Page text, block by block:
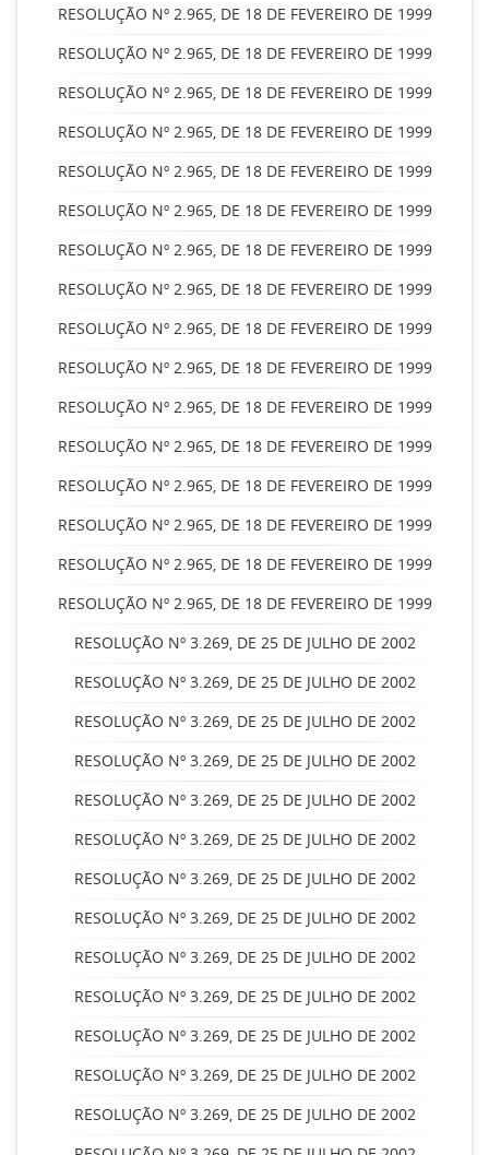
RESOLUÇÃO Nº 2.965, DE 18 DE FEVEREIRO DE 1999
RESOLUÇÃO Nº 2.965, DE 18 DE FEVEREIRO DE 1999
RESOLUÇÃO Nº 2.965, DE 18 DE FEVEREIRO DE 1999
RESOLUÇÃO Nº 2.965, DE 18 DE FEVEREIRO DE 1999
RESOLUÇÃO Nº 2.965, DE 18 DE FEVEREIRO DE 1999
RESOLUÇÃO Nº 2.965, DE 18 DE FEVEREIRO DE 1999
RESOLUÇÃO Nº 2.965, DE 18 DE FEVEREIRO DE 1999
RESOLUÇÃO Nº 2.965, DE 18 DE FEVEREIRO DE 1999
RESOLUÇÃO Nº 2.965, DE 18 DE FEVEREIRO DE 1999
RESOLUÇÃO Nº 2.965, DE 18 DE FEVEREIRO DE 1999
RESOLUÇÃO Nº 2.965, DE 18 DE FEVEREIRO DE 1999
RESOLUÇÃO Nº 2.965, DE 18 DE FEVEREIRO DE 1999
RESOLUÇÃO Nº 2.965, DE 18 DE FEVEREIRO DE 1999
RESOLUÇÃO Nº 2.965, DE 18 DE FEVEREIRO DE 1999
RESOLUÇÃO Nº 2.965, DE 18 DE FEVEREIRO DE 1999
RESOLUÇÃO Nº 2.965, DE 18 DE FEVEREIRO DE 1999
RESOLUÇÃO Nº 3.269, DE 25 DE JULHO DE 2002
RESOLUÇÃO Nº 3.269, DE 25 DE JULHO DE 2002
RESOLUÇÃO Nº 3.269, DE 25 DE JULHO DE 2002
RESOLUÇÃO Nº 3.269, DE 25 DE JULHO DE 2002
RESOLUÇÃO Nº 3.269, DE 25 DE JULHO DE 2002
RESOLUÇÃO Nº 3.269, DE 25 DE JULHO DE 2002
RESOLUÇÃO Nº 3.269, DE 25 DE JULHO DE 2002
RESOLUÇÃO Nº 3.269, DE 25 DE JULHO DE 2002
RESOLUÇÃO Nº 3.269, DE 25 DE JULHO DE 2002
RESOLUÇÃO Nº 3.269, DE 25 DE JULHO DE 2002
RESOLUÇÃO Nº 3.269, DE 25 DE JULHO DE 2002
RESOLUÇÃO Nº 3.269, DE 25 DE JULHO DE 2002
RESOLUÇÃO Nº 3.269, DE 25 DE JULHO DE 2002